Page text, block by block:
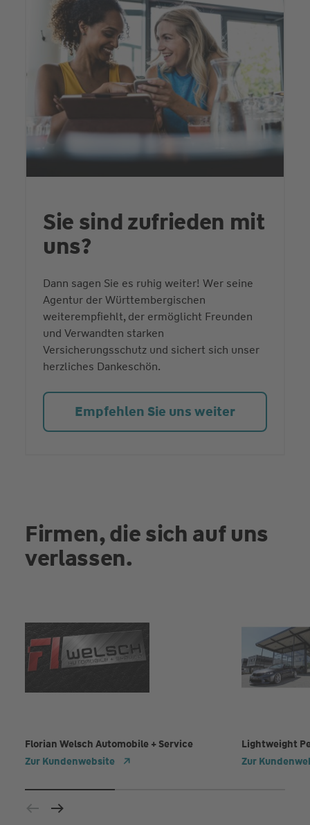
Sie sind zufrieden mit
uns?
Dann sagen Sie es ruhig weiter! Wer seine
Agentur der Württembergischen
weiterempfiehlt, der ermöglicht Freunden
und Verwandten starken
Versicherungsschutz und sichert sich unser
herzliches Dankeschön.
Empfehlen Sie uns weiter
Firmen, die sich auf uns
verlassen.
Florian Welsch Automobile + Service
Zur Kundenwebsite
Lightweight
Zur